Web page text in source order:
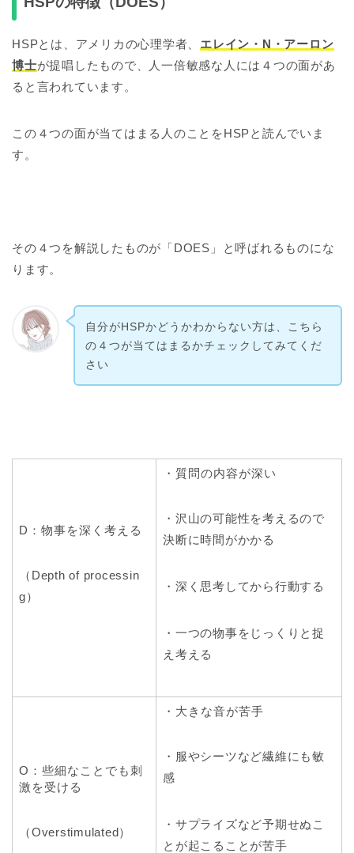
HSPとは、アメリカの心理学者、 エレイン・N・アーロン
博士が提唱したもので、人一倍敏感な人には４つの面があ
ると言われています。
この４つの面が当てはまる人のことをHSPと読んでいま
す。
その４つを解説したものが「DOES」と呼ばれるものにな
ります。
自分がHSPかどうかわからない方は、こちら
の４つが当てはまるかチェックしてみてくだ
さい
D：物事を深く考える
（Depth of processin
g）
・質問の内容が深い
・沢山の可能性を考えるので
決断に時間がかかる
・深く思考してから行動する
・一つの物事をじっくりと捉
え考える
O：些細なことでも刺
激を受ける
（Overstimulated）
・大きな音が苦手
・服やシーツなど繊維にも敏
感
・サプライズなど予期せぬこ
とが起こることが苦手